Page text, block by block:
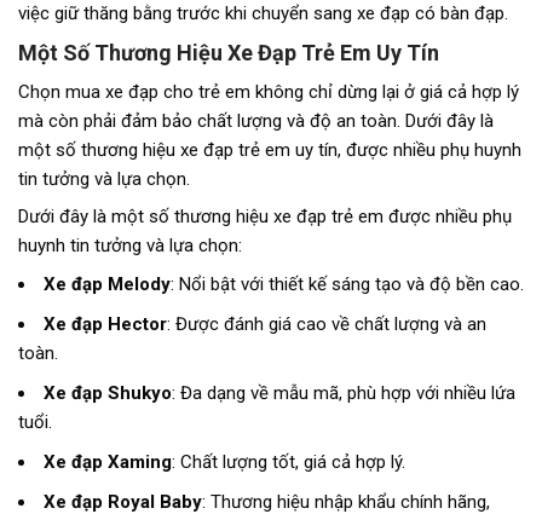
việc giữ thăng bằng trước khi chuyển sang xe đạp có bàn đạp.
Một Số Thương Hiệu Xe Đạp Trẻ Em Uy Tín
Chọn mua xe đạp cho trẻ em không chỉ dừng lại ở giá cả hợp lý
mà còn phải đảm bảo chất lượng và độ an toàn. Dưới đây là
một số thương hiệu xe đạp trẻ em uy tín, được nhiều phụ huynh
tin tưởng và lựa chọn.
Dưới đây là một số thương hiệu xe đạp trẻ em được nhiều phụ
huynh tin tưởng và lựa chọn:
Xe đạp Melody: Nổi bật với thiết kế sáng tạo và độ bền cao.
Xe đạp Hector: Được đánh giá cao về chất lượng và an
toàn.
Xe đạp Shukyo: Đa dạng về mẫu mã, phù hợp với nhiều lứa
tuổi.
Xe đạp Xaming: Chất lượng tốt, giá cả hợp lý.
Xe đạp Royal Baby: Thương hiệu nhập khẩu chính hãng,